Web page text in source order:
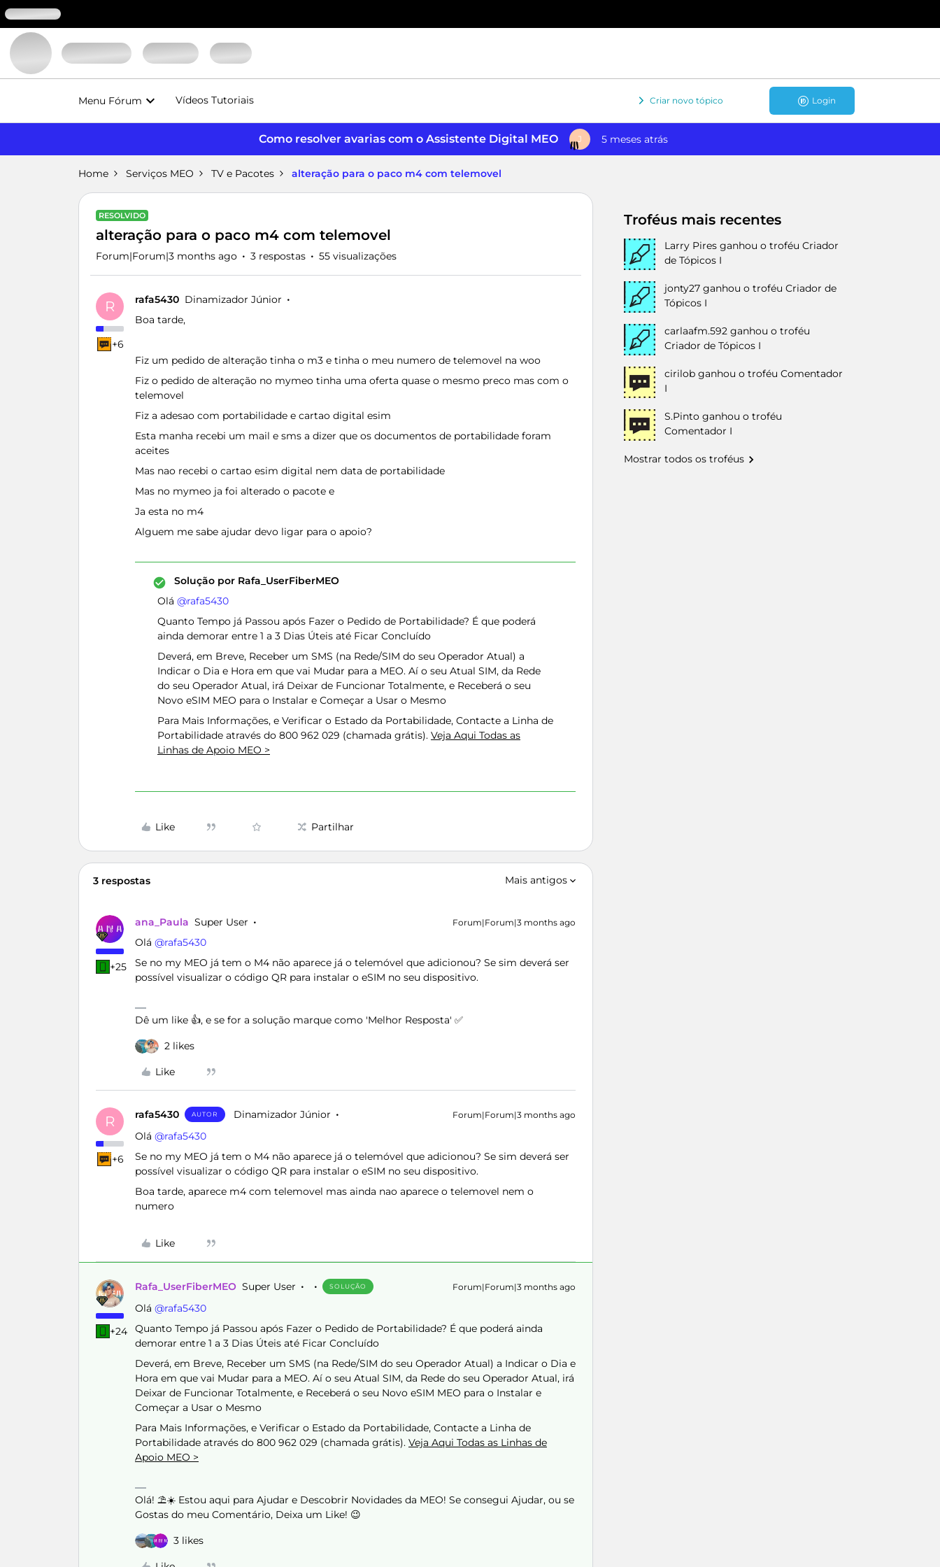
Menu Fórum Vídeos Tutoriais Criar novo tópico Login
Como resolver avarias com o Assistente Digital MEO J 5 meses atrás
Home Serviços MEO TV e Pacotes alteração para o paco m4 com telemovel
RESOLVIDO
alteração para o paco m4 com telemovel
Forum|Forum|3 months ago 3 respostas 55 visualizações
R
+6
rafa5430 Dinamizador Júnior
Boa tarde,
Fiz um pedido de alteração tinha o m3 e tinha o meu numero de telemovel na woo
Fiz o pedido de alteração no mymeo tinha uma oferta quase o mesmo preco mas com o
telemovel
Fiz a adesao com portabilidade e cartao digital esim
Esta manha recebi um mail e sms a dizer que os documentos de portabilidade foram
aceites
Mas nao recebi o cartao esim digital nem data de portabilidade
Mas no mymeo ja foi alterado o pacote e
Ja esta no m4
Alguem me sabe ajudar devo ligar para o apoio?
Solução por Rafa_UserFiberMEO
Olá ​ @rafa5430
Quanto Tempo já Passou após Fazer o Pedido de Portabilidade? É que poderá
ainda demorar entre 1 a 3 Dias Úteis até Ficar Concluído
Deverá, em Breve, Receber um SMS (na Rede/SIM do seu Operador Atual) a
Indicar o Dia e Hora em que vai Mudar para a MEO. Aí o seu Atual SIM, da Rede
do seu Operador Atual, irá Deixar de Funcionar Totalmente, e Receberá o seu
Novo eSIM MEO para o Instalar e Começar a Usar o Mesmo
Para Mais Informações, e Verificar o Estado da Portabilidade, Contacte a Linha de
Portabilidade através do 800 962 029 (chamada grátis). Veja Aqui Todas as
Linhas de Apoio MEO >
Like Partilhar
3 respostas Mais antigos
+25
ana_Paula Super User Forum|Forum|3 months ago
Olá ​ @rafa5430
Se no my MEO já tem o M4 não aparece já o telemóvel que adicionou? Se sim deverá ser
possível visualizar o código QR para instalar o eSIM no seu dispositivo.
Dê um like 👍, e se for a solução marque como 'Melhor Resposta' ✅
2 likes
Like
R
+6
rafa5430 AUTOR Dinamizador Júnior Forum|Forum|3 months ago
Olá ​ @rafa5430
Se no my MEO já tem o M4 não aparece já o telemóvel que adicionou? Se sim deverá ser
possível visualizar o código QR para instalar o eSIM no seu dispositivo.
Boa tarde, aparece m4 com telemovel mas ainda nao aparece o telemovel nem o
numero
Like
+24
Rafa_UserFiberMEO Super User SOLUÇÃO Forum|Forum|3 months ago
Olá ​ @rafa5430
Quanto Tempo já Passou após Fazer o Pedido de Portabilidade? É que poderá ainda
demorar entre 1 a 3 Dias Úteis até Ficar Concluído
Deverá, em Breve, Receber um SMS (na Rede/SIM do seu Operador Atual) a Indicar o Dia e
Hora em que vai Mudar para a MEO. Aí o seu Atual SIM, da Rede do seu Operador Atual, irá
Deixar de Funcionar Totalmente, e Receberá o seu Novo eSIM MEO para o Instalar e
Começar a Usar o Mesmo
Para Mais Informações, e Verificar o Estado da Portabilidade, Contacte a Linha de
Portabilidade através do 800 962 029 (chamada grátis). Veja Aqui Todas as Linhas de
Apoio MEO >
Olá! ⛱️☀️ Estou aqui para Ajudar e Descobrir Novidades da MEO! Se consegui Ajudar, ou se
Gostas do meu Comentário, Deixa um Like! 😉
3 likes
Troféus mais recentes
Larry Pires ganhou o troféu Criador
de Tópicos I
jonty27 ganhou o troféu Criador de
Tópicos I
carlaafm.592 ganhou o troféu
Criador de Tópicos I
cirilob ganhou o troféu Comentador
I
S.Pinto ganhou o troféu
Comentador I
Mostrar todos os troféus